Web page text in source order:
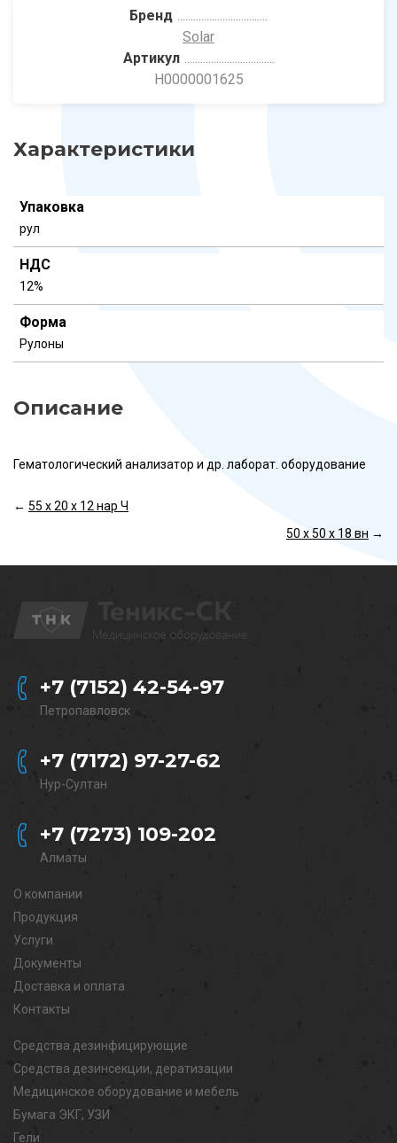
Бренд
Solar
Артикул
Н0000001625
Характеристики
Упаковка
рул
НДС
12%
Форма
Рулоны
Описание
Гематологический анализатор и др. лаборат. оборудование
← 55 х 20 х 12 нар Ч
50 х 50 х 18 вн →
+7 (7152) 42-54-97
Петропавловск
+7 (7172) 97-27-62
Нур-Султан
+7 (7273) 109-202
Алматы
О компании
Продукция
Услуги
Документы
Доставка и оплата
Контакты
Средства дезинфицирующие
Средства дезинсекции, дератизации
Медицинское оборудование и мебель
Бумага ЭКГ, УЗИ
Гели